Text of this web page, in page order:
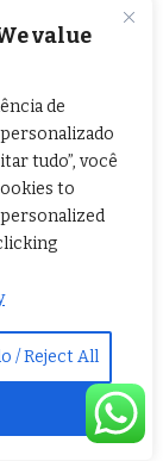
value
de
tudo”, você
to
/ Reject All
debate
o